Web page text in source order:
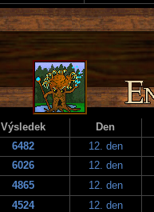
Výsledek
Den
6482
12. den
6026
12. den
4865
12. den
4524
12. den